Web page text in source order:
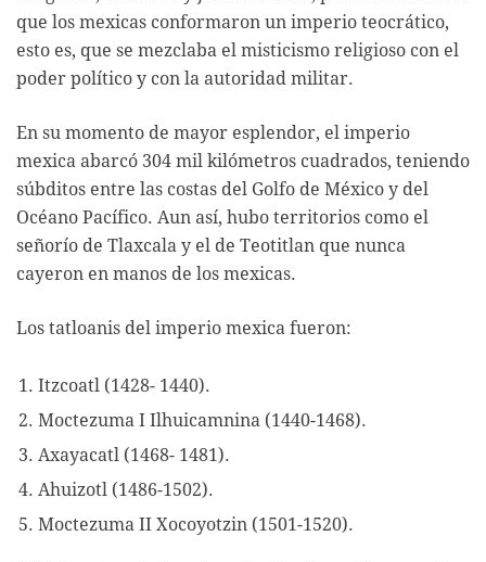
que los mexicas conformaron un imperio teocrático,
esto es, que se mezclaba el misticismo religioso con el
poder político y con la autoridad militar.
En su momento de mayor esplendor, el imperio
mexica abarcó 304 mil kilómetros cuadrados, teniendo
súbditos entre las costas del Golfo de México y del
Océano Pacífico. Aun así, hubo territorios como el
señorío de Tlaxcala y el de Teotitlan que nunca
cayeron en manos de los mexicas.
Los tatloanis del imperio mexica fueron:
Itzcoatl (1428- 1440).
Moctezuma I Ilhuicamnina (1440-1468).
Axayacatl (1468- 1481).
Ahuizotl (1486-1502).
Moctezuma II Xocoyotzin (1501-1520).